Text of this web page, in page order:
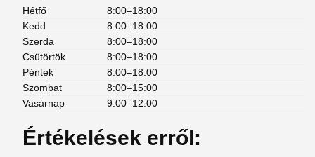
Hétfő
8:00–18:00
Kedd
8:00–18:00
Szerda
8:00–18:00
Csütörtök
8:00–18:00
Péntek
8:00–18:00
Szombat
8:00–15:00
Vasárnap
9:00–12:00
Értékelések erről: